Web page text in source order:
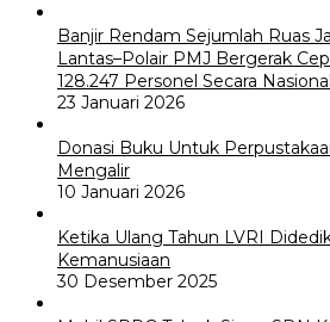
Banjir Rendam Sejumlah Ruas
Lantas–Polair PMJ Bergerak
128.247 Personel Secara Nasional
23 Januari 2026
Donasi Buku Untuk
Mengalir
10 Januari 2026
Ketika Ulang Tahun LVRI
Kemanusiaan
30 Desember 2025